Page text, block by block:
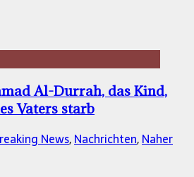
Al-Durrah, das Kind,
Vaters starb
News,Nachrichten,Naher